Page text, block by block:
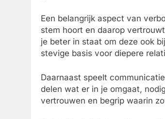
Een belangrijk aspect van
stem hoort en daarop
je beter in staat om deze ook
stevige basis voor diepere
Daarnaast speelt
delen wat er in je omgaat,
vertrouwen en begrip waarin